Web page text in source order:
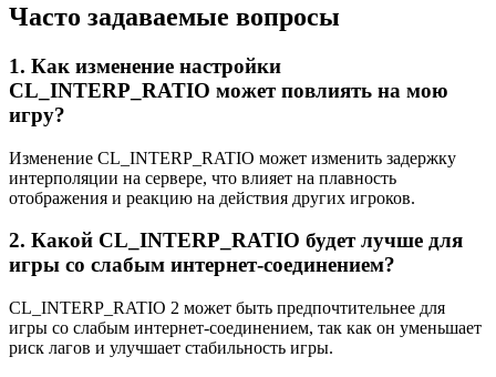
Часто задаваемые вопросы
1. Как изменение настройки
CL_INTERP_RATIO может повлиять на мою
игру?
Изменение CL_INTERP_RATIO может изменить задержку
интерполяции на сервере, что влияет на плавность
отображения и реакцию на действия других игроков.
2. Какой CL_INTERP_RATIO будет лучше для
игры со слабым интернет-соединением?
CL_INTERP_RATIO 2 может быть предпочтительнее для
игры со слабым интернет-соединением, так как он уменьшает
риск лагов и улучшает стабильность игры.